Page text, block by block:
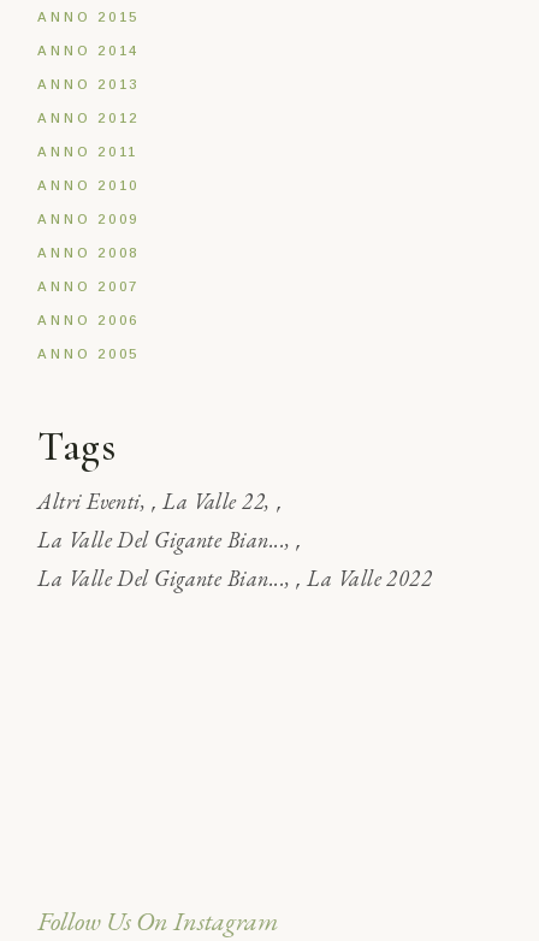
ANNO 2015
ANNO 2014
ANNO 2013
ANNO 2012
ANNO 2011
ANNO 2010
ANNO 2009
ANNO 2008
ANNO 2007
ANNO 2006
ANNO 2005
Tags
Altri Eventi ,La Valle 22 ,
La Valle Del Gigante Bian... ,
La Valle Del Gigante Bian... ,La Valle 2022
Follow Us On Instagram